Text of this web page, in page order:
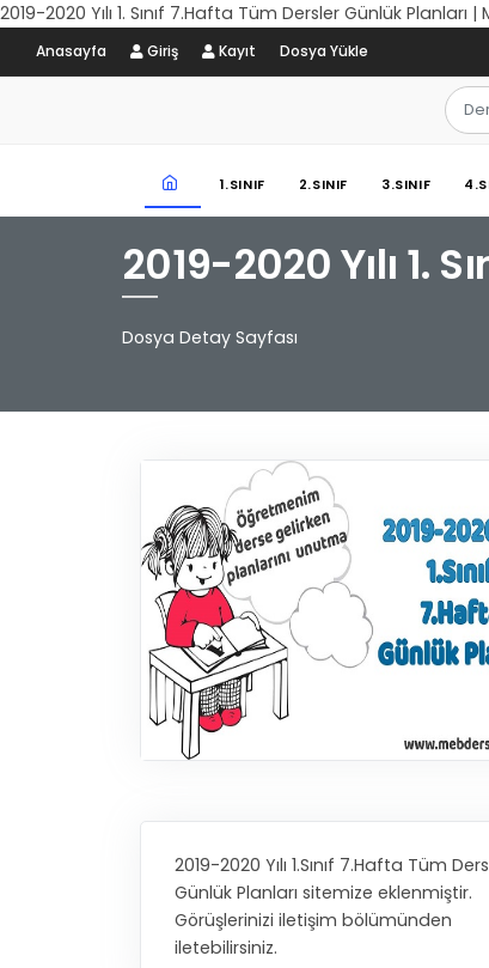
2019-2020 Yılı 1. Sınıf 7.Hafta Tüm Dersler Günlük Planları
Anasayfa Giriş Kayıt Dosya Yükle
1.SINIF 2.SINIF 3.SINIF
2019-2020 Yılı 1.
Dosya Detay Sayfası
2019-2020 Yılı 1.Sınıf 7.Hafta Tüm
Günlük Planları sitemize eklenmiştir.
Görüşlerinizi iletişim bölümünden
iletebilirsiniz.